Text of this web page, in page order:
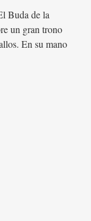
Buda de la
un gran trono
En su mano